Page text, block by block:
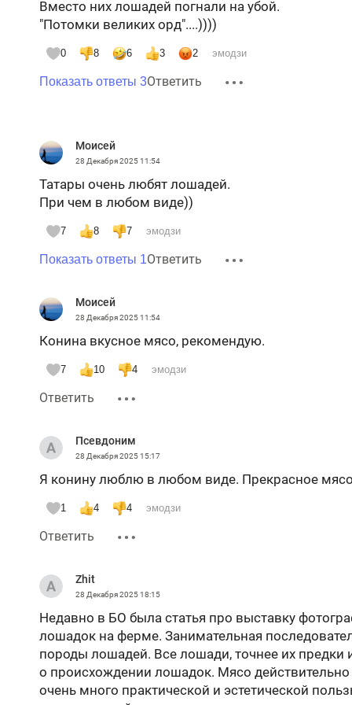
Вместо них лошадей погнали на убой.
"Потомки великих орд"....))))
0 8 6 3 2 эмодзи
Показать ответы 3Ответить
Моисей
28 Декабря 202511:54
Татары очень любят лошадей.
При чем в любом виде))
7 8 7 эмодзи
Показать ответы 1Ответить
Моисей
28 Декабря 202511:54
Конина вкусное мясо, рекомендую.
7 10 4 эмодзи
Ответить
Псевдоним
28 Декабря 202515:17
Я конину люблю в любом виде. Прекрасное
1 4 4 эмодзи
Ответить
Zhit
28 Декабря 202518:15
Недавно в БО была статья про выставку
лошадок на ферме. Занимательная
породы лошадей. Все лошади, точнее их предки
о происхождении лошадок. Мясо действительно
очень много практической и эстетической